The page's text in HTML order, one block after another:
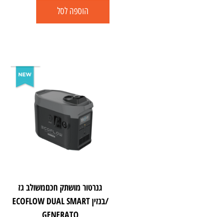
הוספה לסל
גנרטור מושתק חכםמשולב גז
/בנזין ECOFLOW DUAL SMART
GENERATO